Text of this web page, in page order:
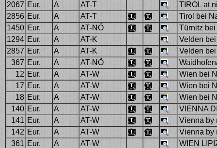
2067 Eur. A AT-T
TIROL at
2856 Eur. A AT-T
Tirol bei
1450 Eur. A AT-NÖ
Türnitz
1294 Eur. A AT-K
Velden
2857 Eur. A AT-K
Velden
367 Eur. A AT-NÖ
12 Eur. A AT-W
Wien bei
17 Eur. A AT-W
Wien bei
18 Eur. A AT-W
Wien bei
140 Eur. A AT-W
VIENNA
141 Eur. A AT-W
Vienna by
142 Eur. A AT-W
Vienna by
361 Eur. A AT-W
WIEN